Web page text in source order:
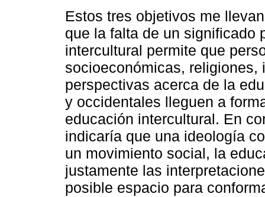
Estos tres objetivos me
que la falta de un significado
intercultural permite que
socioeconómicas,
perspectivas acerca de la
y occidentales lleguen a
educación intercultural. En
indicaría que una ideología
un movimiento social, la
justamente las
posible espacio para